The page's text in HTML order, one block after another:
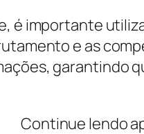
é importante
e as
Continue lendo